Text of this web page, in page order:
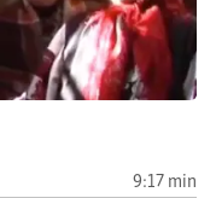
9:17 min